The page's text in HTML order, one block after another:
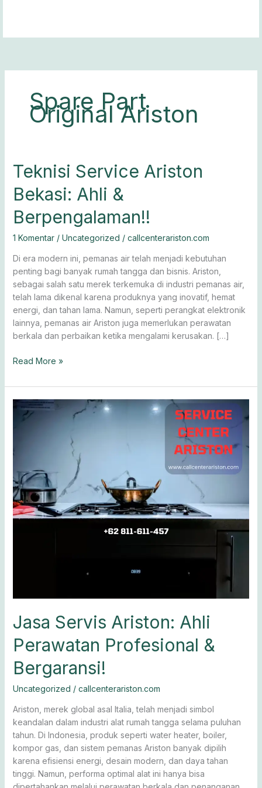
Spare Part
Original Ariston
Teknisi Service Ariston
Bekasi: Ahli &
Berpengalaman!!
1 Komentar / Uncategorized / callcenterariston.com
Di era modern ini, pemanas air telah menjadi kebutuhan
penting bagi banyak rumah tangga dan bisnis. Ariston,
sebagai salah satu merek terkemuka di industri pemanas air,
telah lama dikenal karena produknya yang inovatif, hemat
energi, dan tahan lama. Namun, seperti perangkat elektronik
lainnya, pemanas air Ariston juga memerlukan perawatan
berkala dan perbaikan ketika mengalami kerusakan. […]
Teknisi
Service
Ariston
Ahli
Berpengalaman!!
Read More »
Jasa Servis Ariston: Ahli
Perawatan Profesional &
Bergaransi!
Uncategorized / callcenterariston.com
Ariston, merek global asal Italia, telah menjadi simbol
keandalan dalam industri alat rumah tangga selama puluhan
tahun. Di Indonesia, produk seperti water heater, boiler,
kompor gas, dan sistem pemanas Ariston banyak dipilih
karena efisiensi energi, desain modern, dan daya tahan
tinggi. Namun, performa optimal alat ini hanya bisa
Jasa
Servis
Perawatan
Profesional
&
Bergaransi!